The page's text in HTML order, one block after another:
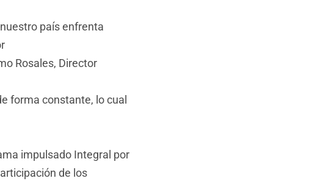
país enfrenta
Rosales, Director
forma constante, lo cual
impulsado Integral por
de los